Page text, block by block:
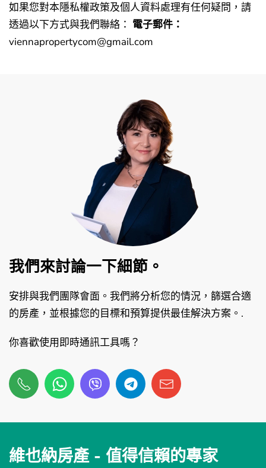
如果您對本隱私權政策及個人資料處理有任何疑問，請
透過以下方式與我們聯絡： 電子郵件：
viennapropertycom@gmail.com
我們來討論一下細節。
安排與我們團隊會面。我們將分析您的情況，篩選合適
的房產，並根據您的目標和預算提供最佳解決方案。.
你喜歡使用即時通訊工具嗎？
維也納房產 - 值得信賴的專家